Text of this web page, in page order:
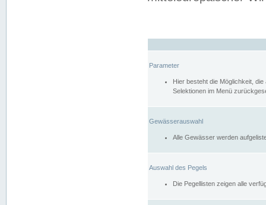
Parameter
Hier besteht die Möglichkeit,
Selektionen im Menü
Gewässerauswahl
Alle Gewässer werden
Auswahl des Pegels
Die Pegellisten zeigen alle